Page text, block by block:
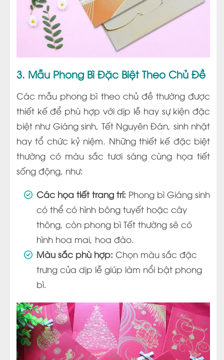
3. Mẫu Phong Bì Đặc Biệt Theo Chủ Đề
Các mẫu phong bì theo chủ đề thường được
thiết kế để phù hợp với dịp lễ hay sự kiện đặc
biệt như Giáng sinh, Tết Nguyên Đán, sinh nhật
hay tổ chức kỷ niệm. Những thiết kế đặc biệt
thường có màu sắc tươi sáng cùng họa tiết
sống động, như:
Các họa tiết trang trí: Phong bì Giáng sinh
có thể có hình bông tuyết hoặc cây
thông, còn phong bì Tết thường sẽ có
hình hoa mai, hoa đào.
Màu sắc phù hợp: Chọn màu sắc đặc
trưng của dịp lễ giúp làm nổi bật phong
bì.